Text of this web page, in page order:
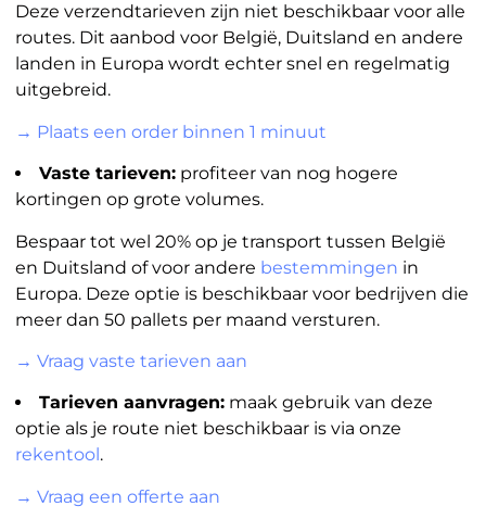
Deze verzendtarieven zijn niet beschikbaar voor alle
routes. Dit aanbod voor België, Duitsland en andere
landen in Europa wordt echter snel en regelmatig
uitgebreid.
→ Plaats een order binnen 1 minuut
Vaste tarieven:profiteer van nog hogere
kortingen op grote volumes.
Bespaar tot wel 20% op je transport tussen België
en Duitsland of voor andere bestemmingen in
Europa. Deze optie is beschikbaar voor bedrijven die
meer dan 50 pallets per maand versturen.
→ Vraag vaste tarieven aan
Tarieven aanvragen:maak gebruik van deze
optie als je route niet beschikbaar is via onze
rekentool .
→ Vraag een offerte aan